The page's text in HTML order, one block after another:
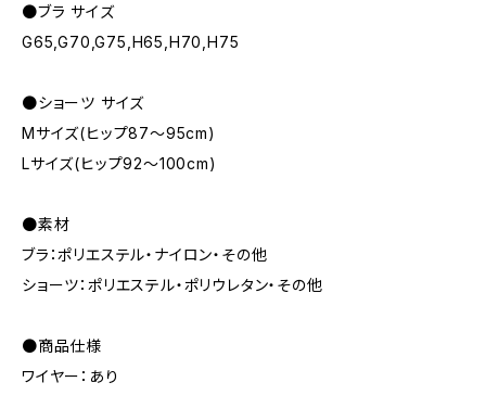
●ブラ サイズ
G65,G70,G75,H65,H70,H75
●ショーツ サイズ
Mサイズ(ヒップ87～95cm)
Lサイズ(ヒップ92～100cm)
●素材
ブラ：ポリエステル・ナイロン・その他
ショーツ：ポリエステル・ポリウレタン・その他
●商品仕様
ワイヤー：あり